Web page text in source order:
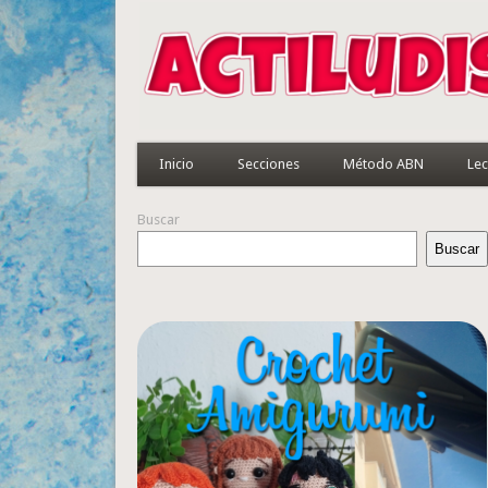
Inicio Secciones Método ABN
Buscar
Buscar